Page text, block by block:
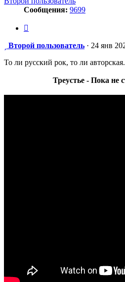
Сообщения: 9699
Сообщение
Второй пользователь · 24 янв
То ли русский рок, то ли
Треустье - Пока не